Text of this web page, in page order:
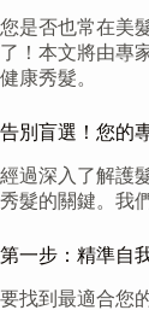
您是否也常在美
了！本文將由專
健康秀髮。
告別盲選！您的
經過深入了解護
秀髮的關鍵。我
第一步：精準自
要找到最適合您